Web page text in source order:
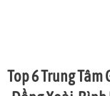
Top 6 Trung Tâm